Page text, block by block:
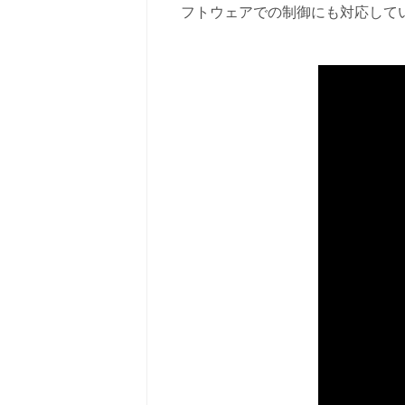
フトウェアでの制御にも対応して